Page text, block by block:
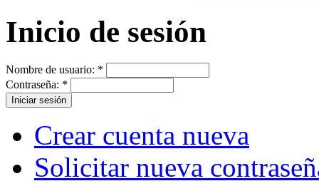
Inicio de sesión
Nombre de usuario: *
Contraseña: *
Crear cuenta nueva
Solicitar nueva